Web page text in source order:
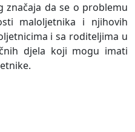
značaja da se o problemu
maloljetnika i njihovih
i sa roditeljima u
djela koji mogu imati